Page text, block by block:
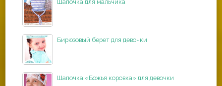
Шапочка для мальчика
Бирюзовый берет для девочки
Шапочка «Божья коровка» для девочки